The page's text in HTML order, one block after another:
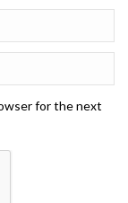
for the next